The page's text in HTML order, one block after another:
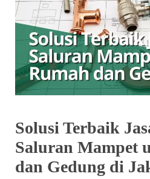
Solusi Terbaik
Saluran Mampet
dan Gedung di